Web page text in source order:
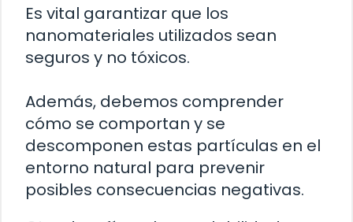
Es vital garantizar que los
nanomateriales utilizados sean
seguros y no tóxicos.
Además, debemos comprender
cómo se comportan y se
descomponen estas partículas en el
entorno natural para prevenir
posibles consecuencias negativas.